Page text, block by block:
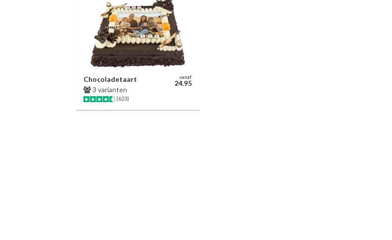
Chocoladetaart
3 varianten
(623)
vanaf
24.95